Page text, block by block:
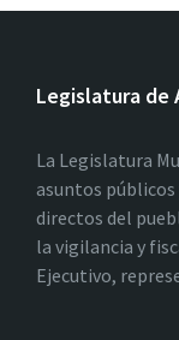
Legislatura de
La Legislatura
asuntos
directos del
la vigilancia y
Ejecutivo,